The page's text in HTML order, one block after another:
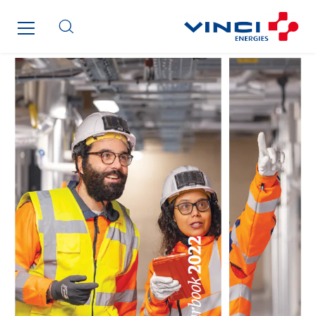
Cegelec Tours Electricité
Cegelec-CSS
Chatenet
Cinodis
City Electric
Clède
Clémançon
Comantec
Comsip
Conductor
Cougar Automation
DECHOW Gebäude.Technik
Degreane Horizon